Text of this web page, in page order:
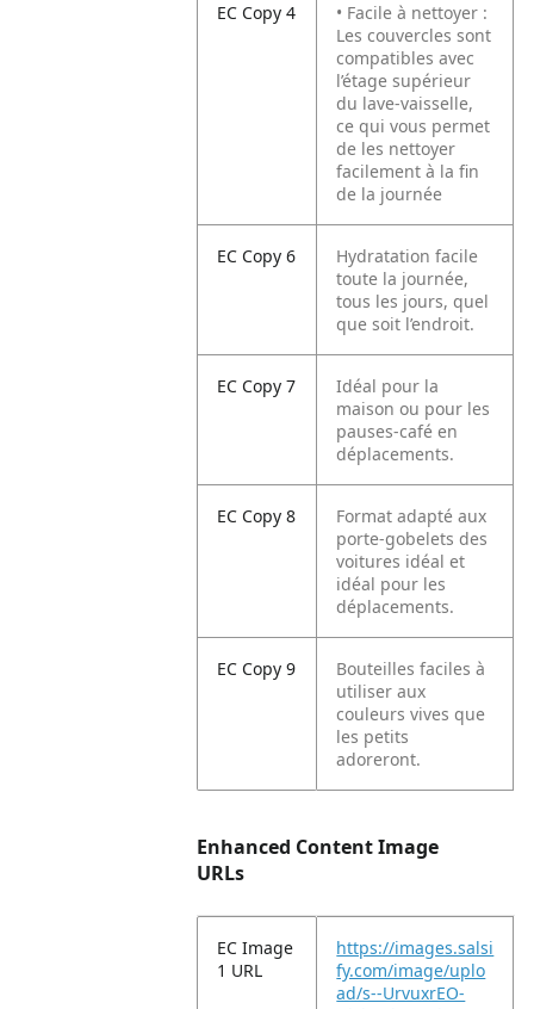
EC Copy 4
• Facile à nettoyer :
Les couvercles sont
compatibles avec
l’étage supérieur
du lave-vaisselle,
ce qui vous permet
de les nettoyer
facilement à la fin
de la journée
EC Copy 6
Hydratation facile
toute la journée,
tous les jours, quel
que soit l’endroit.
EC Copy 7
Idéal pour la
maison ou pour les
pauses-café en
déplacements.
EC Copy 8
Format adapté aux
porte-gobelets des
voitures idéal et
idéal pour les
déplacements.
EC Copy 9
Bouteilles faciles à
utiliser aux
couleurs vives que
les petits
adoreront.
Enhanced Content Image
URLs
EC Image
1 URL
https://images.salsi
fy.com/image/uplo
ad/s--UrvuxrEO-